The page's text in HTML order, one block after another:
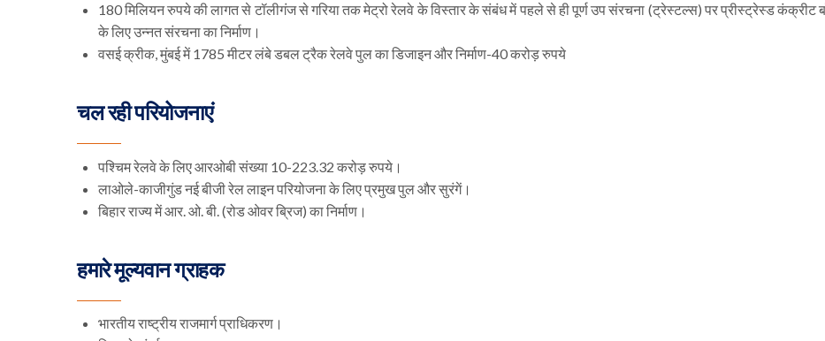
180 मिलियन रुपये की लागत से टॉलीगंज से गरिया तक मेट्रो रेलवे के विस्तार के संबंध में पहले से ही पूर्ण उप संरचना (ट्रेस्टल्स) पर प्रीस्ट्रेस्ड कंक्रीट
के लिए उन्नत संरचना का निर्माण।
वसई क्रीक, मुंबई में 1785 मीटर लंबे डबल ट्रैक रेलवे पुल का डिजाइन और निर्माण-40 करोड़ रुपये
चल रही परियोजनाएं
पश्चिम रेलवे के लिए आरओबी संख्या 10-223.32 करोड़ रुपये।
लाओले-काजीगुंड नई बीजी रेल लाइन परियोजना के लिए प्रमुख पुल और सुरंगें।
बिहार राज्य में आर. ओ. बी. (रोड ओवर ब्रिज) का निर्माण।
हमारे मूल्यवान ग्राहक
भारतीय राष्ट्रीय राजमार्ग प्राधिकरण।